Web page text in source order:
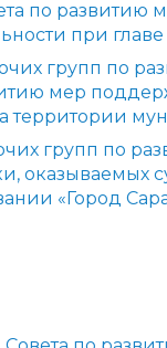
по развитию
при
групп по
мер
территории
групп по
оказываемых
«Город